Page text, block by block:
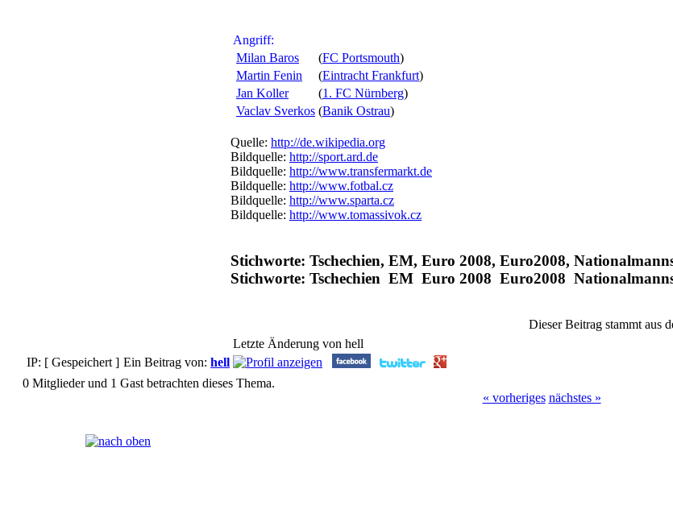
Angriff:
Milan Baros
(FC Portsmouth)
Martin Fenin
(Eintracht Frankfurt)
Jan Koller
(1. FC Nürnberg)
Vaclav Sverkos (Banik Ostrau)
Quelle: http://de.wikipedia.org
Bildquelle: http://sport.ard.de
Bildquelle: http://www.transfermarkt.de
Bildquelle: http://www.fotbal.cz
Bildquelle: http://www.sparta.cz
Bildquelle: http://www.tomassivok.cz
Stichworte: Tschechien, EM, Euro 2008, Euro2008,
Stichworte: Tschechien EM Euro 2008 Euro2008
Dieser Beitrag stammt aus
Letzte Änderung von hell
IP: [ Gespeichert ] Ein Beitrag von: hell
0 Mitglieder und 1 Gast betrachten dieses Thema.
« vorheriges nächstes »